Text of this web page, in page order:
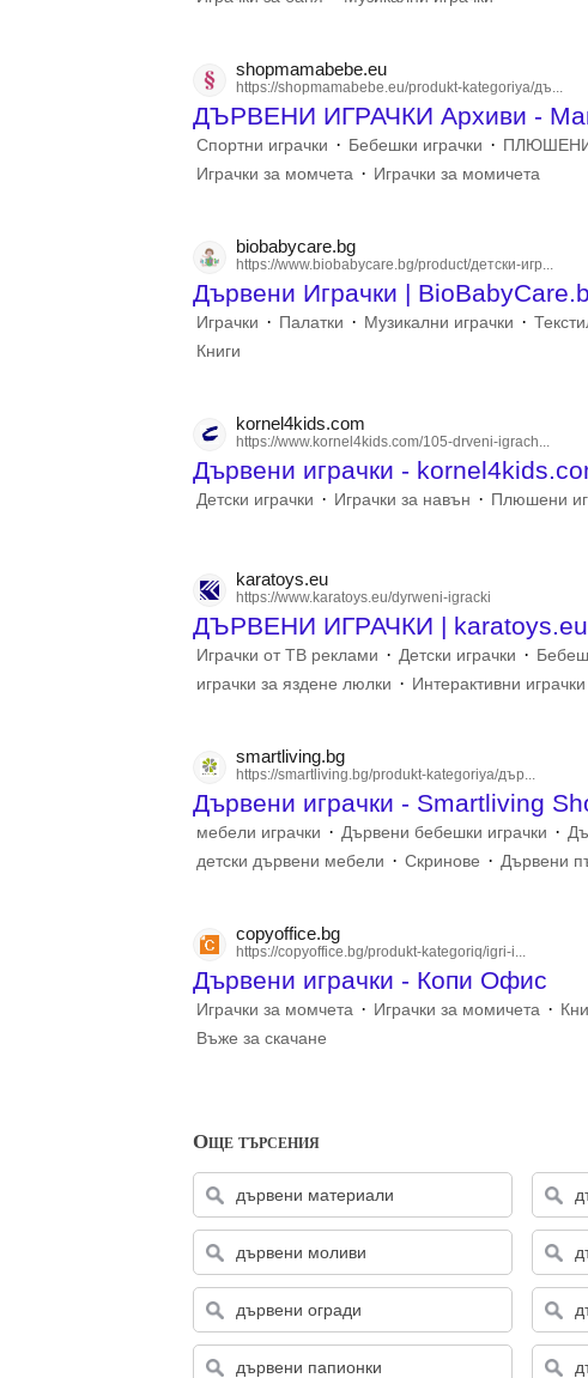
shopmamabebe.eu
https://shopmamabebe.eu/produkt-kategoriya/дъ...
ДЪРВЕНИ ИГРАЧКИ Архиви -
Спортни играчки · Бебешки играчки ·
Играчки за момчета · Играчки за момичета
biobabycare.bg
https://www.biobabycare.bg/product/детски-игр...
Дървени Играчки |
Играчки · Палатки · Музикални играчки ·
Книги
kornel4kids.com
https://www.kornel4kids.com/105-drveni-igrach...
Дървени играчки -
Детски играчки · Играчки за навън · Плюшени
karatoys.eu
https://www.karatoys.eu/dyrweni-igracki
ДЪРВЕНИ ИГРАЧКИ | karatoys.eu
Играчки от ТВ реклами · Детски играчки ·
играчки за яздене люлки · Интерактивни играчки
smartliving.bg
https://smartliving.bg/produkt-kategoriya/дър...
Дървени играчки - Smartliving
мебели играчки · Дървени бебешки играчки ·
детски дървени мебели · Скринове · Дървени
copyoffice.bg
https://copyoffice.bg/produkt-kategoriq/igri-i...
Дървени играчки - Копи Офис
Играчки за момчета · Играчки за момичета ·
Въже за скачане
Още търсения
дървени материали
дървени моливи
дървени огради
дървени папионки